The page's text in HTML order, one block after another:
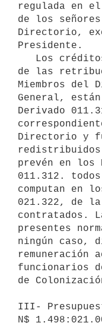
regulada en
de los
Directorio,
Presidente.
de las
Miembros del
General,
Derivado
Directorio y
redistribuidos
prevén en los
011.312.
computan en
021.322, de
contratados.
presentes
ningún caso,
remuneración
funcionarios
de
III-
N$